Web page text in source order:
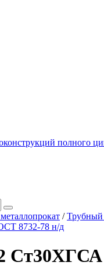
полного
/Трубный